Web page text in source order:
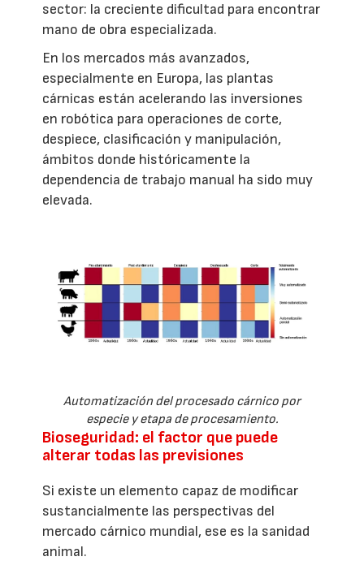
sector: la creciente dificultad para encontrar
mano de obra especializada.
En los mercados más avanzados,
especialmente en Europa, las plantas
cárnicas están acelerando las inversiones
en robótica para operaciones de corte,
despiece, clasificación y manipulación,
ámbitos donde históricamente la
dependencia de trabajo manual ha sido muy
elevada.
Automatización del procesado cárnico por
especie y etapa de procesamiento.
Bioseguridad: el factor que puede
alterar todas las previsiones
Si existe un elemento capaz de modificar
sustancialmente las perspectivas del
mercado cárnico mundial, ese es la sanidad
animal.